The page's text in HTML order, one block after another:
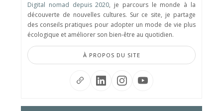
Digital nomad depuis 2020, je parcours le monde à la
découverte de nouvelles cultures. Sur ce site, je partage
des conseils pratiques pour adopter un mode de vie plus
écologique et améliorer son bien-être au quotidien.
À PROPOS DU SITE